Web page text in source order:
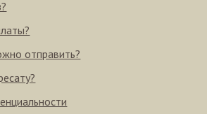
отправить?